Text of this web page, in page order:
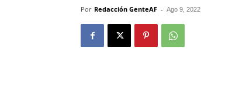
Por Redacción GenteAF - Ago 9, 2022